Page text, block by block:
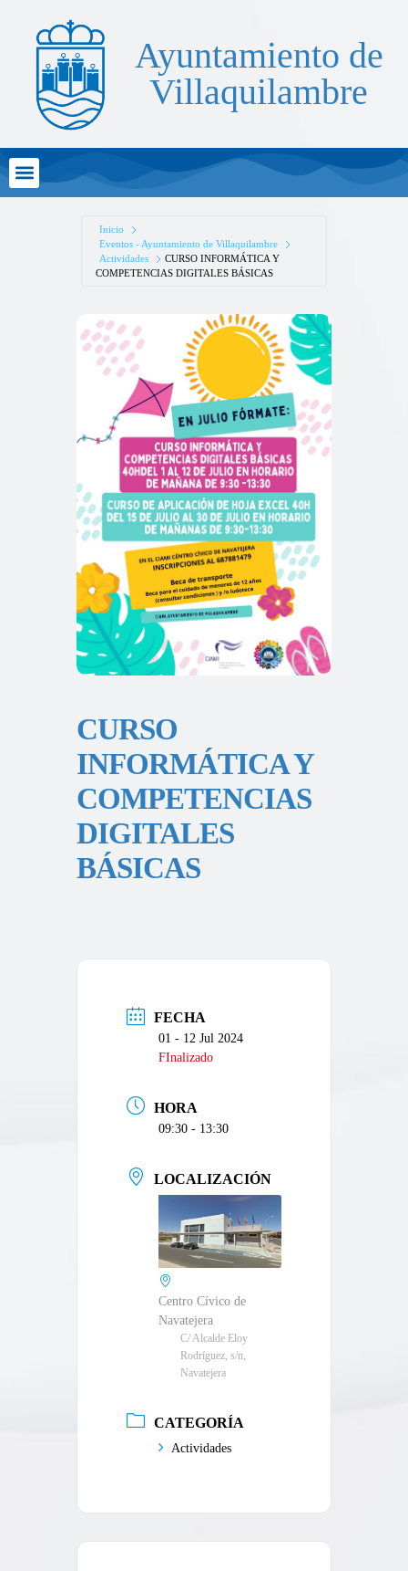
Ayuntamiento de
Villaquilambre
Inicio
Eventos - Ayuntamiento de Villaquilambre
Actividades
CURSO INFORMÁTICA Y
COMPETENCIAS DIGITALES BÁSICAS
CURSO
INFORMÁTICA Y
COMPETENCIAS
DIGITALES
BÁSICAS
FECHA
01 - 12 Jul 2024
FInalizado
HORA
09:30 - 13:30
LOCALIZACIÓN
Centro Cívico de
Navatejera
C/ Alcalde Eloy
Rodríguez, s/n,
Navatejera
CATEGORÍA
Actividades